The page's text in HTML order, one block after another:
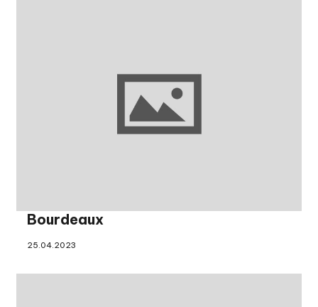
Bourdeaux
25.04.2023